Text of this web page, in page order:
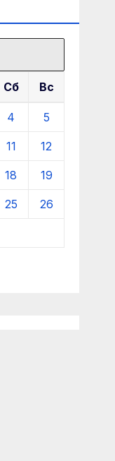
Сб Вс
4 5
11 12
18 19
25 26